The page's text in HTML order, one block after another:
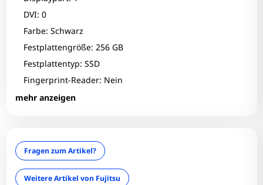
DVI: 0
Farbe: Schwarz
Festplattengröße: 256 GB
Festplattentyp: SSD
Fingerprint-Reader: Nein
mehr anzeigen
Grafikhersteller: Intel Corporation
Infrarotkamera: Nein
LAN: Ja
Mini Displayport: 0
Fragen zum Artikel?
Weitere Artikel von Fujitsu